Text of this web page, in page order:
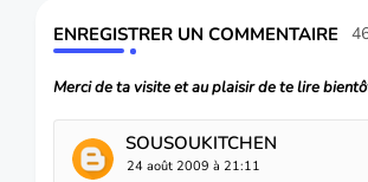
ENREGISTRER UN COMMENTAIRE
Merci de ta visite et au plaisir de te lire
SOUSOUKITCHEN
24 août 2009 à 21:11